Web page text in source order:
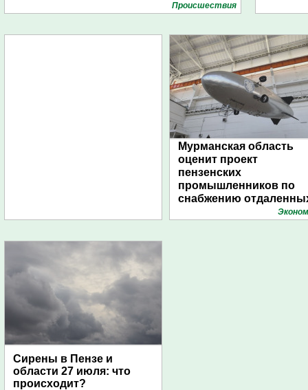
Проиcшествия
Мурманская область
оценит проект
пензенских
промышленников по
снабжению
поселений с помощью
Сирены в Пензе и
области 27 июля: что
происходит?